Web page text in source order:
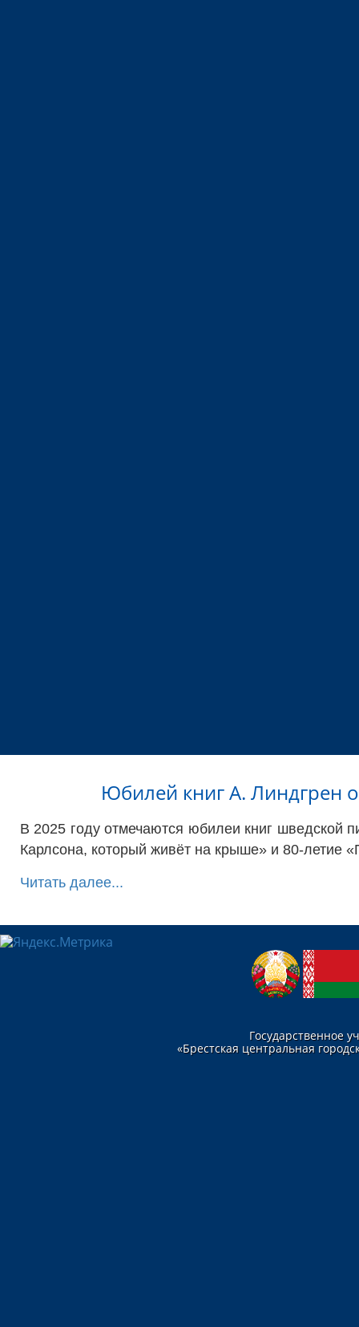
Юбилей книг А. Линдгрен
В 2025 году отмечаются юбилеи книг шведской
Карлсона, который живёт на крыше» и 80-летие
Читать далее...
Государственное
«Брестская центральная